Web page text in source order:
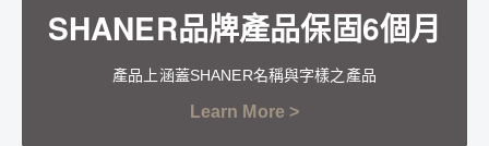
SHANER品牌產品保固6個月
產品上涵蓋SHANER名稱與字樣之產品
Learn More >